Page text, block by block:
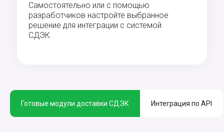
Самостоятельно или с помощью
разработчиков настройте выбранное
решение для интеграции с системой
СДЭК.
Готовые модули доставки СДЭК Интеграция по API